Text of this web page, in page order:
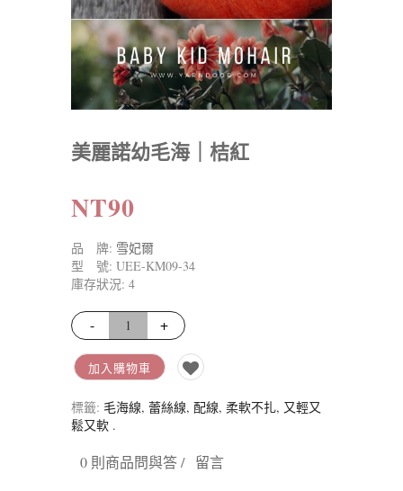
美麗諾幼毛海｜桔紅
NT90
品 牌: 雪妃爾
型 號: UEE-KM09-34
庫存狀況: 4
- +
加入購物車
標籤: 毛海線, 蕾絲線, 配線, 柔軟不扎, 又輕又
鬆又軟 .
0 則商品問與答 / 留言